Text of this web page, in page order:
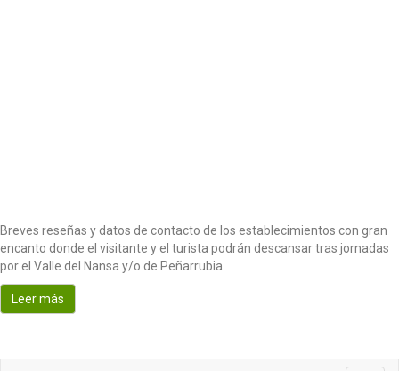
Breves reseñas y datos de contacto de los establecimientos con gran
encanto donde el visitante y el turista podrán descansar tras jornadas
por el Valle del Nansa y/o de Peñarrubia.
Leer más